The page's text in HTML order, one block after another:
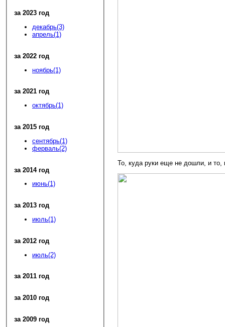
за 2023 год
декабрь(3)
апрель(1)
за 2022 год
ноябрь(1)
за 2021 год
октябрь(1)
за 2015 год
сентябрь(1)
ферваль(2)
за 2014 год
июнь(1)
за 2013 год
июль(1)
за 2012 год
июль(2)
за 2011 год
за 2010 год
за 2009 год
То, куда руки еще не дошли, и